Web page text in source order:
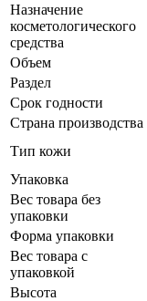
Назначение
косметологического
средства
Объем
Раздел
Срок годности
Страна производства
Тип кожи
Упаковка
Вес товара без
упаковки
Форма упаковки
Вес товара с
упаковкой
Высота